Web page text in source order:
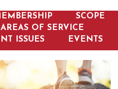
SCOPE
AREAS OF SERVICE
ISSUES EVENTS